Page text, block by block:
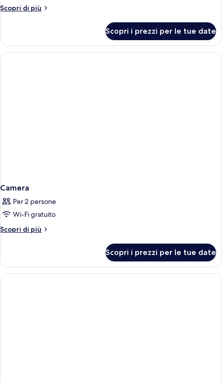
Scopri di più
Altri
Scopri i prezzi per le tue date
Camera
Per 2 persone
Wi-Fi gratuito
Scopri di più
Altri
Scopri i prezzi per le tue date